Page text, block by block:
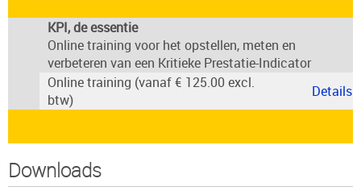
KPI, de essentie
Online training voor het opstellen, meten en
verbeteren van een Kritieke Prestatie-Indicator
Online training (vanaf € 125.00 excl.
btw)
Details
Downloads